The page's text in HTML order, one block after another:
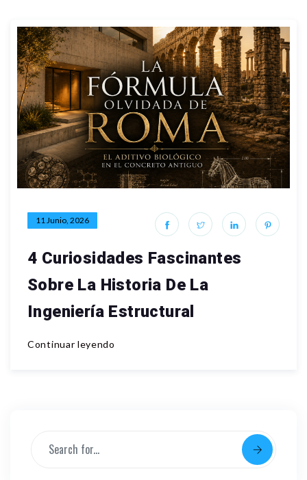
11 Junio, 2026
4 Curiosidades Fascinantes
Sobre La Historia De La
Ingeniería Estructural
Continuar leyendo